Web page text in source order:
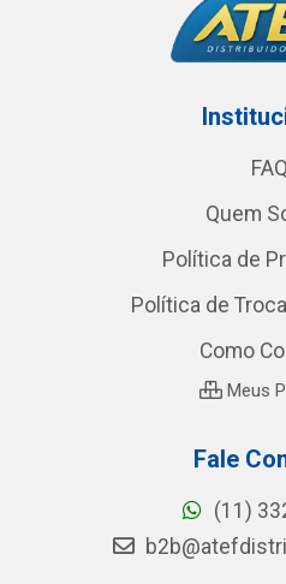
FAQ
Quem
Política de
Política de
Como
Meus
Fale
(11)